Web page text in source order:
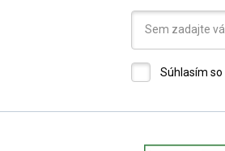
Súhlasím so